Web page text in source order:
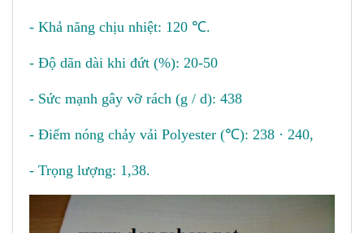
- Khả năng chịu nhiệt: 120 ℃.
- Độ dãn dài khi đứt (%): 20-50
- Sức mạnh gây vỡ rách (g / d): 438
- Điểm nóng chảy vải Polyester (℃): 238 · 240,
- Trọng lượng: 1,38.